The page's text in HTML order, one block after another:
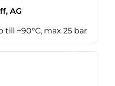
AG
+90°C, max 25 bar